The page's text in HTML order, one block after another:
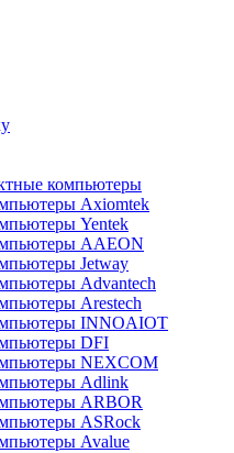
компьютеры
Axiomtek
Yentek
AAEON
Jetway
Advantech
Arestech
INNOAIOT
DFI
NEXCOM
Adlink
ARBOR
ASRock
Avalue